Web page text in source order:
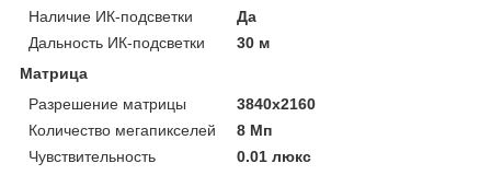
Наличие ИК-подсветки
Да
Дальность ИК-подсветки
30 м
Матрица
Разрешение матрицы
3840х2160
Количество мегапикселей
8 Мп
Чувствительность
0.01 люкс